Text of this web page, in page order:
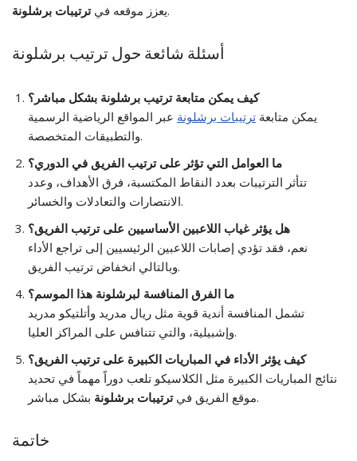
يعزز موقعه فيترتيبات برشلونة .
أسئلة شائعة حول ترتيب برشلونة
كيف يمكن متابعة ترتيب برشلونة بشكل مباشر؟
يمكن متابعة ترتيبات برشلونة عبر المواقع الرياضية الرسمية
والتطبيقات المتخصصة.
ما العوامل التي تؤثر على ترتيب الفريق في الدوري؟
تتأثر الترتيبات بعدد النقاط المكتسبة، فرق الأهداف، وعدد
الانتصارات والتعادلات والخسائر.
هل يؤثر غياب اللاعبين الأساسيين على ترتيب الفريق؟
نعم، فقد تؤدي إصابات اللاعبين الرئيسيين إلى تراجع الأداء
وبالتالي انخفاض ترتيب الفريق.
ما الفرق المنافسة لبرشلونة هذا الموسم؟
تشمل المنافسة أندية قوية مثل ريال مدريد وأتلتيكو مدريد
وإشبيلية، والتي تتنافس على المراكز العليا.
كيف يؤثر الأداء في المباريات الكبيرة على ترتيب الفريق؟
نتائج المباريات الكبيرة مثل الكلاسيكو تلعب دوراً مهماً في تحديد
موقع الفريق فيترتيبات برشلونة بشكل مباشر.
خاتمة